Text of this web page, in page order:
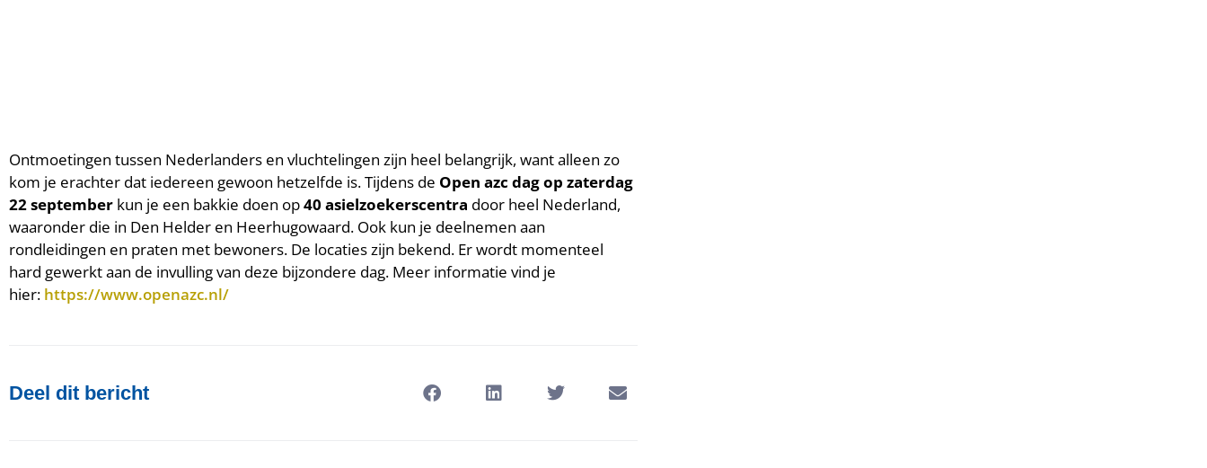
Ontmoetingen tussen Nederlanders en vluchtelingen zijn heel belangrijk, want alleen zo
kom je erachter dat iedereen gewoon hetzelfde is. Tijdens de Open azc dag op zaterdag
22 september kun je een bakkie doen op40 asielzoekerscentra door heel Nederland,
waaronder die in Den Helder en Heerhugowaard. Ook kun je deelnemen aan
rondleidingen en praten met bewoners. De locaties zijn bekend. Er wordt momenteel
hard gewerkt aan de invulling van deze bijzondere dag. Meer informatie vind je
hier: https://www.openazc.nl/
Deel dit bericht